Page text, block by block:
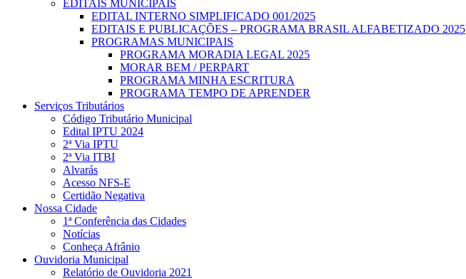
EDITAIS MUNICIPAIS
EDITAL INTERNO SIMPLIFICADO 001/2025
EDITAIS E PUBLICAÇÕES – PROGRAMA BRASIL ALFABETIZADO 2025
PROGRAMAS MUNICIPAIS
PROGRAMA MORADIA LEGAL 2025
MORAR BEM / PERPART
PROGRAMA MINHA ESCRITURA
PROGRAMA TEMPO DE APRENDER
Serviços Tributários
Código Tributário Municipal
Edital IPTU 2024
2ª Via IPTU
2ª Via ITBI
Alvarás
Acesso NFS-E
Certidão Negativa
Nossa Cidade
1ª Conferência das Cidades
Notícias
Conheça Afrânio
Ouvidoria Municipal
Relatório de Ouvidoria 2021